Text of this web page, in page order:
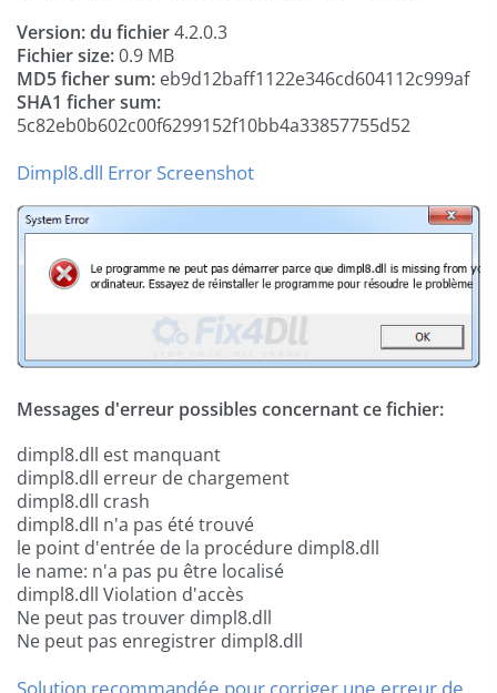
Version: du fichier4.2.0.3
Fichier size:0.9 MB
MD5 ficher sum: eb9d12baff1122e346cd604112c999af
SHA1 ficher sum:
5c82eb0b602c00f6299152f10bb4a33857755d52
Dimpl8.dll Error Screenshot
Messages d'erreur possibles concernant ce fichier:
dimpl8.dll est manquant
dimpl8.dll erreur de chargement
dimpl8.dll crash
dimpl8.dll n'a pas été trouvé
le point d'entrée de la procédure dimpl8.dll
le name: n'a pas pu être localisé
dimpl8.dll Violation d'accès
Ne peut pas trouver dimpl8.dll
Ne peut pas enregistrer dimpl8.dll